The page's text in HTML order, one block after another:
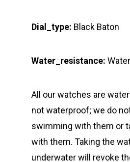
Dial_type: Black Baton
Water_resistance:
All our watches are
not waterproof; we do
swimming with them or
with them. Taking the
underwater will revoke